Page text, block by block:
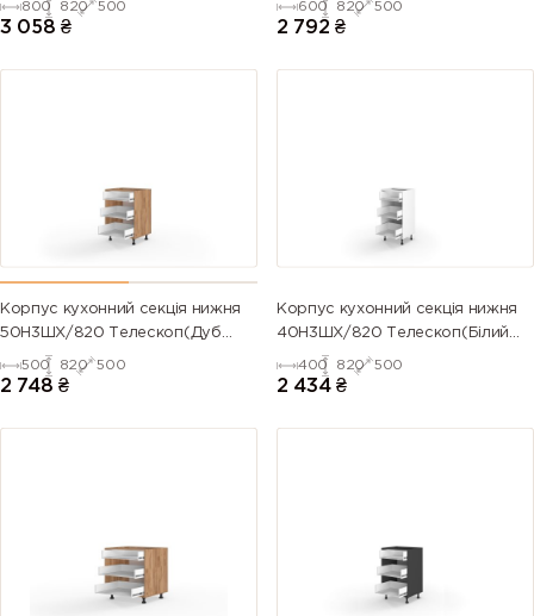
800 820 500
3 058 ₴
600 820 500
2 792 ₴
Корпус кухонний секція нижня
50Н3ШХ/820 Телескоп(Дуб
Крафт (Серія М))
500 820 500
2 748 ₴
Корпус кухонний секція нижня
40Н3ШХ/820 Телескоп(Білий
(Серія М))
400 820 500
2 434 ₴